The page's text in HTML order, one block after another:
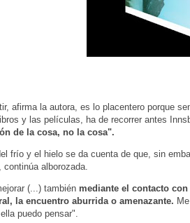
afirma la autora, es lo placentero porque
y las películas, ha de recorrer antes
de la cosa, no la cosa".
frío y el hielo se da cuenta de que, sin
alborozada.
(...) también mediante el contacto
la encuentro aburrida o amenazante.
puedo pensar".